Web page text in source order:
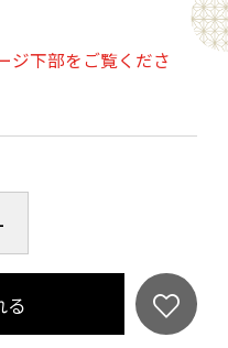
属のソース（たれ）
れ）をかけたら出来
ま流水で解凍して
ださい）
ジ下部をご覧くださ
る